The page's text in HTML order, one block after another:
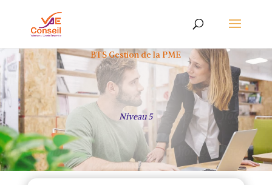
BTS Gestion de la PME
Niveau 5